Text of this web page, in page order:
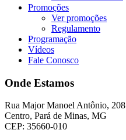
Promoções
Ver promoções
Regulamento
Programação
Vídeos
Fale Conosco
Onde Estamos
Rua Major Manoel Antônio, 208
Centro, Pará de Minas, MG
CEP: 35660-010